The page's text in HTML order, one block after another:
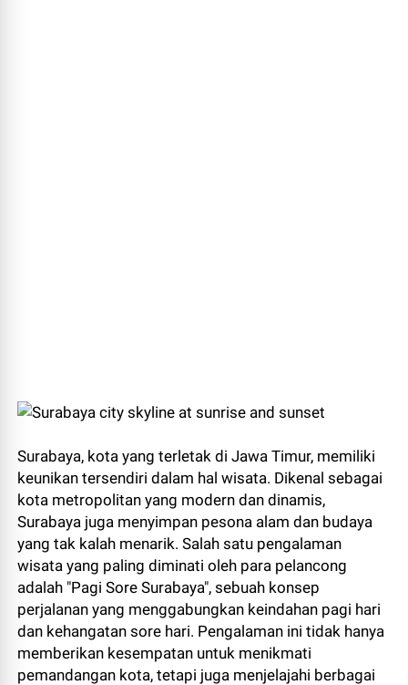
Surabaya, kota yang terletak di Jawa Timur, memiliki
keunikan tersendiri dalam hal wisata. Dikenal sebagai
kota metropolitan yang modern dan dinamis,
Surabaya juga menyimpan pesona alam dan budaya
yang tak kalah menarik. Salah satu pengalaman
wisata yang paling diminati oleh para pelancong
adalah "Pagi Sore Surabaya", sebuah konsep
perjalanan yang menggabungkan keindahan pagi hari
dan kehangatan sore hari. Pengalaman ini tidak hanya
memberikan kesempatan untuk menikmati
pemandangan kota, tetapi juga menjelajahi berbagai